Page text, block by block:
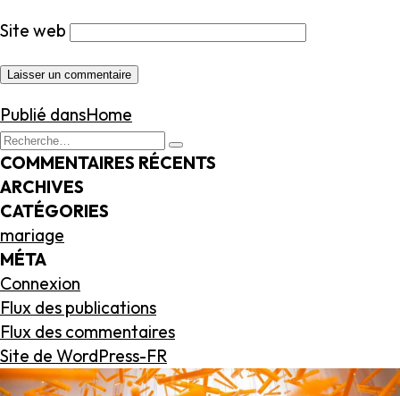
Site web
NAVIGATION
DE
L’ARTICLE
Publié dansHome
Recherche
pour
:
Recherche
COMMENTAIRES RÉCENTS
ARCHIVES
CATÉGORIES
mariage
MÉTA
Connexion
Flux des publications
Flux des commentaires
Site de WordPress-FR